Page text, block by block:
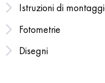
Istruzioni di
Fotometrie
Disegni